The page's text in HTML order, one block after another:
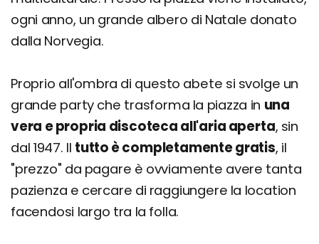
ogni anno, un grande albero di Natale donato
dalla Norvegia.
Proprio all'ombra di questo abete si svolge un
grande party che trasforma la piazza in una
vera e propria discoteca all'aria aperta, sin
dal 1947. Il tutto è completamente gratis, il
"prezzo" da pagare è ovviamente avere tanta
pazienza e cercare di raggiungere la location
facendosi largo tra la folla.